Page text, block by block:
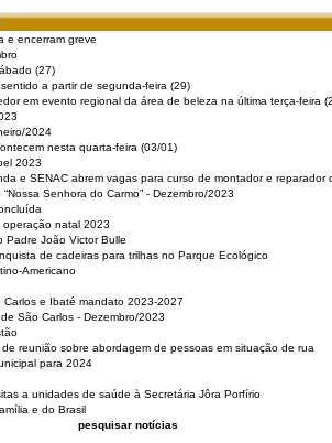
e encerram greve
(27)
a partir de segunda-feira (29)
em evento regional da área de beleza na última terça-feira
2024
nesta quarta-feira (03/01)
2023
e SENAC abrem vagas para curso de montador e reparador
Senhora do Carmo” - Dezembro/2023
natal 2023
Padre João Victor Bulle
de cadeiras para trilhas no Parque Ecológico
Americano
e Ibaté mandato 2023-2027
São Carlos - Dezembro/2023
reunião sobre abordagem de pessoas em situação de rua
para 2024
a unidades de saúde à Secretária Jôra Porfírio
e do Brasil
pesquisar notícias